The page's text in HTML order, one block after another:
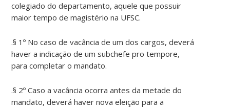
colegiado do departamento, aquele que possuir
maior tempo de magistério na UFSC.
.§ 1º No caso de vacância de um dos cargos, deverá
haver a indicação de um subchefe pro tempore,
para completar o mandato.
.§ 2º Caso a vacância ocorra antes da metade do
mandato, deverá haver nova eleição para a